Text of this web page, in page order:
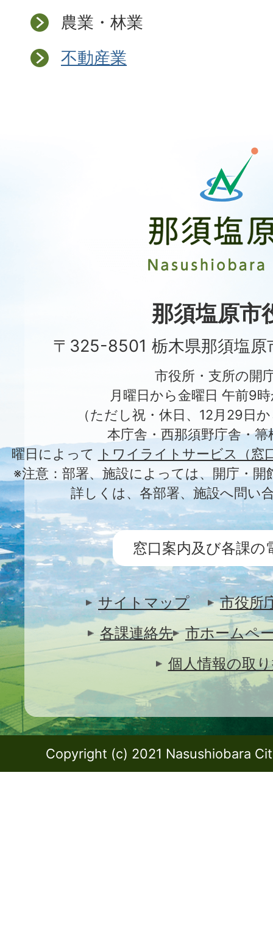
農業・林業
不動産業
原
市
City
那須塩原市
〒325-8501 栃木県那須塩原
市役所・支所の開
月曜日から金曜日 午前9
（ただし祝・休日、12月29日
本庁舎・西那須野庁舎・
曜日によって
トワイライトサービス（窓
※注意：部署、施設によっては、開庁・
詳しくは、各部署、施設へ問い
窓口案内及び各課の
サイトマップ
市役所
各課連絡先
市ホームペ
個人情報の取
Copyright (c) 2021 Nasushiobara